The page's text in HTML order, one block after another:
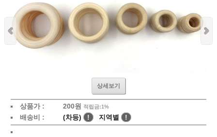
상세보기
상품가 : 200원 적립금:1%
배송비 : (차등) ! 지역별 !